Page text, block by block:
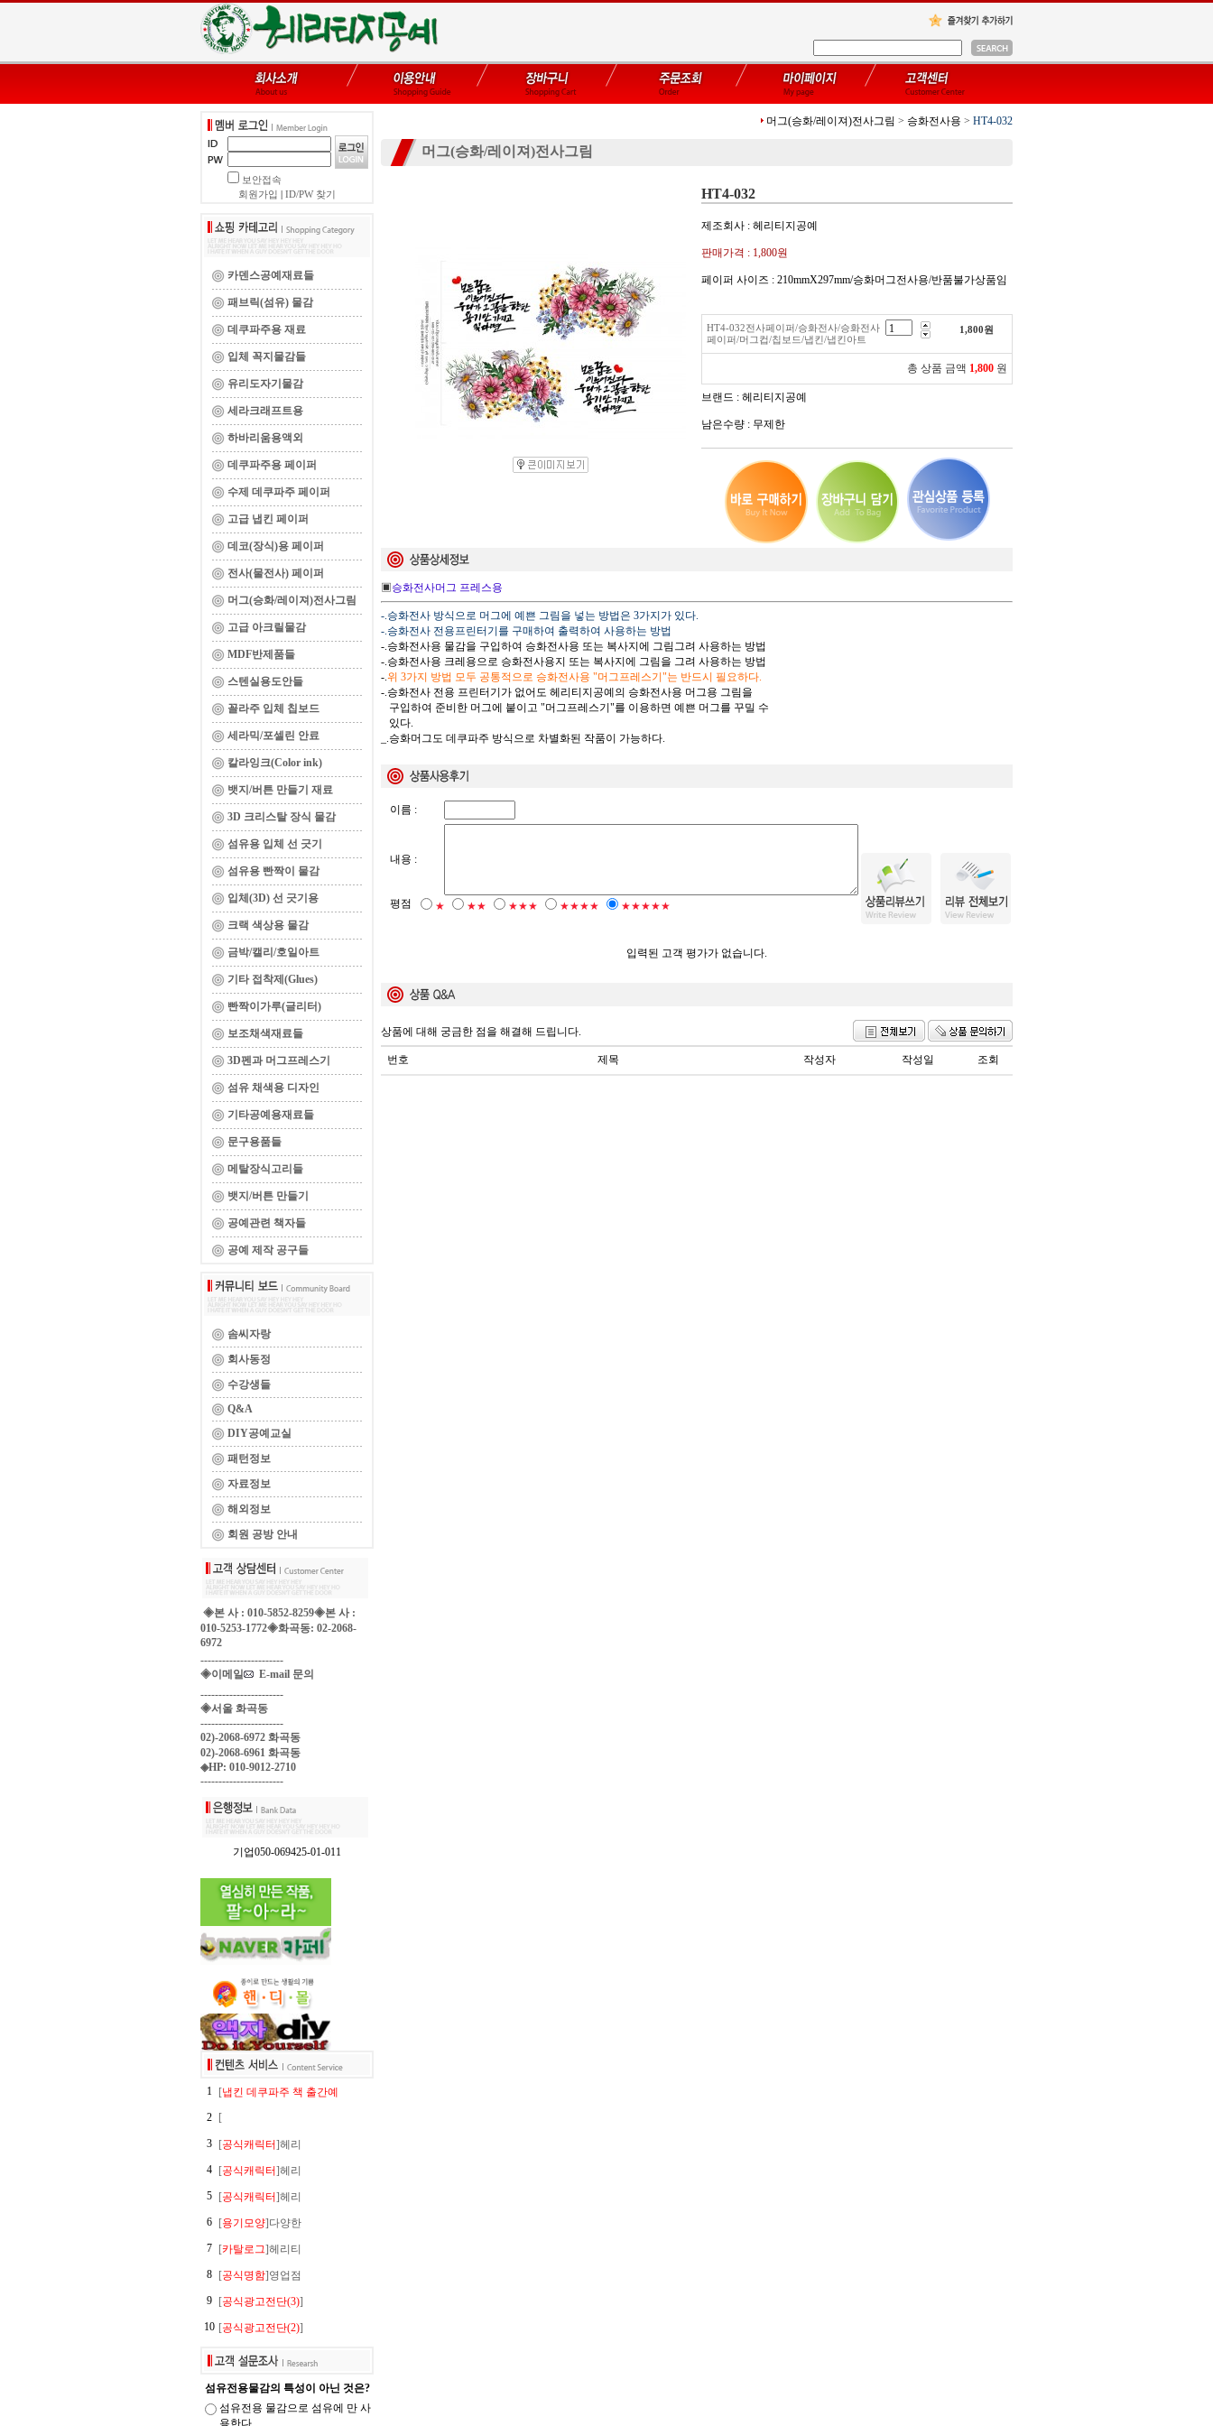
보안접속
회원가입
ID/PW 찾기
카덴스공예재료들
패브릭(섬유) 물감
데쿠파주용 재료
입체 꼭지물감들
유리도자기물감
세라크래프트용
하바리움용액외
데쿠파주용 페이퍼
수제 데쿠파주 페이퍼
고급 냅킨 페이퍼
데코(장식)용 페이퍼
전사(물전사) 페이퍼
머그(승화/레이져)전사그림
고급 아크릴물감
MDF반제품들
스텐실용도안들
꼴라주 입체 칩보드
세라믹/포셀린 안료
칼라잉크(Color ink)
뱃지/버튼 만들기 재료
3D 크리스탈 장식 물감
섬유용 입체 선 긋기
섬유용 빤짝이 물감
입체(3D) 선 긋기용
크랙 색상용 물감
금박/캘리/호일아트
기타 접착제(Glues)
빤짝이가루(글리터)
보조채색재료들
3D펜과 머그프레스기
섬유 채색용 디자인
기타공예용재료들
문구용품들
메탈장식고리들
뱃지/버튼 만들기
공예관련 책자들
공예 제작 공구들
솜씨자랑
회사동정
수강생들
Q&A
DIY공예교실
패턴정보
자료정보
해외정보
회원 공방 안내
◈본 사 : 010-5852-8259◈본 사 :
010-5253-1772◈화곡동: 02-2068-
6972
-----------------------
◈이메일
E-mail 문의
-----------------------
◈서울 화곡동
-----------------------
02)-2068-6972 화곡동
02)-2068-6961 화곡동
◈HP: 010-9012-2710
-----------------------
기업050-069425-01-011
1 [냅킨 데쿠파주 책 출간예
2
[
3 [공식캐릭터]헤리
4
[공식캐릭터]헤리
5
[공식캐릭터]헤리
6
[용기모양]다양한
7
[카탈로그]헤리티
8
[공식명함]영업점
9
[공식광고전단(3)]
10 [공식광고전단(2)]
섬유전용물감의 특성이 아닌 것은?
섬유전용 물감으로 섬유에 만 사
용한다.
머그(승화/레이져)전사그림 > 승화전사용 > HT4-032
머그(승화/레이져)전사그림
HT4-032
제조회사 : 헤리티지공예
판매가격 : 1,800원
페이퍼 사이즈 : 210mmX297mm/승화머그전사용/반품불가상품임
HT4-032전사페이퍼/승화전사/승화전사
페이퍼/머그컵/칩보드/냅킨/냅킨아트
1,800원
총 상품 금액 1,800 원
브랜드 : 헤리티지공예
남은수량 : 무제한
▣ 승화전사머그 프레스용
-.승화전사 방식으로 머그에 예쁜 그림을 넣는 방법은 3가지가 있다.
-.승화전사 전용프린터기를 구매하여 출력하여 사용하는 방법
-.승화전사용 물감을 구입하여 승화전사용 또는 복사지에 그림그려 사용하는 방법
-.승화전사용 크레용으로 승화전사용지 또는 복사지에 그림을 그려 사용하는 방법
-.위 3가지 방법 모두 공통적으로 승화전사용 "머그프레스기"는 반드시 필요하다.
-.승화전사 전용 프린터기가 없어도 헤리티지공예의 승화전사용 머그용 그림을
구입하여 준비한 머그에 붙이고 "머그프레스기"를 이용하면 예쁜 머그를 꾸밀 수
있다.
_.승화머그도 데쿠파주 방식으로 차별화된 작품이 가능하다.
이름 :
내용 :
평점 ★ ★★ ★★★ ★★★★ ★★★★★
입력된 고객 평가가 없습니다.
상품에 대해 궁금한 점을 해결해 드립니다.
번호 제목 작성자 작성일 조회